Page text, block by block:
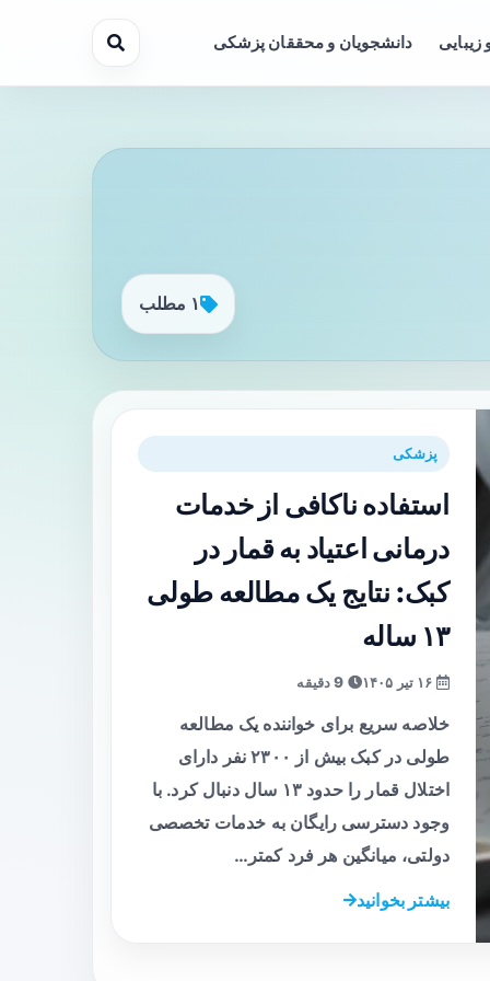
زیبایی دانشجویان و محققان پزشکی
۱ مطلب
پزشکی
استفاده ناکافی از خدمات
درمانی اعتیاد به قمار در
کبک: نتایج یک مطالعه طولی
۱۳ ساله
خلاصه سریع برای خواننده یک مطالعه
طولی در کبک بیش از ۲۳۰۰ نفر دارای
اختلال قمار را حدود ۱۳ سال دنبال کرد. با
وجود دسترسی رایگان به خدمات تخصصی
دولتی، میانگین هر فرد کمتر…
بیشتر بخوانید